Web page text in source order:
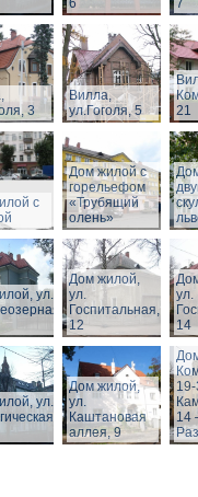
6
7
3
Вилла,
ул.Гоголя, 5
21
с
Дом жилой с
горельефом
«Трубящий
олень»
ул.
Дом жилой,
ул.
Госпитальная,
12
ул.
14
ул.
Дом жилой,
ул.
Каштановая
аллея, 9
14